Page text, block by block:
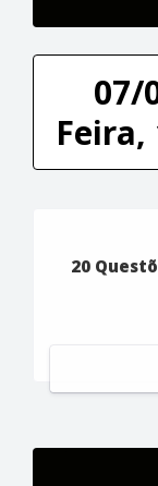
07/
Feira,
20